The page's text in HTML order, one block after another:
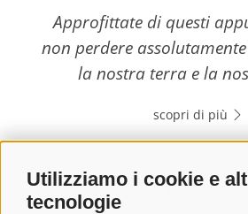
Utilizziamo i cookie e
tecnologie
Approfittate di questi
non perdere
la nostra terra e la
scopri di più